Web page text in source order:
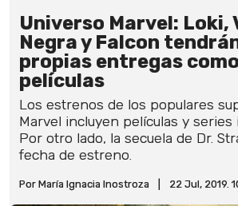
Universo Marvel: Loki,
Negra y Falcon
propias entregas
películas
Los estrenos de los populares
Marvel incluyen películas y series
Por otro lado, la secuela de Dr.
fecha de estreno.
Por María Ignacia Inostroza 22 Jul, 2019.